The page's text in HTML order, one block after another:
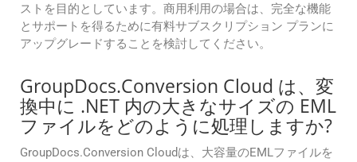
ストを目的としています。商用利用の場合は、完全な機能
とサポートを得るために有料サブスクリプション プランに
アップグレードすることを検討してください。
GroupDocs.Conversion Cloud は、変
換中に .NET 内の大きなサイズの EML
ファイルをどのように処理しますか?
GroupDocs.Conversion Cloudは、大容量のEMLファイルを